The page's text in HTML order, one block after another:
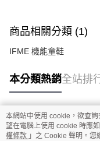
商品相關分類 (1)
IFME 機能童鞋
本分類熱銷全站排
熱門標籤
本網站中使用 cookie，欲查
望在電腦上使用 cookie 時應
權條款 」之 Cookie 聲明。您